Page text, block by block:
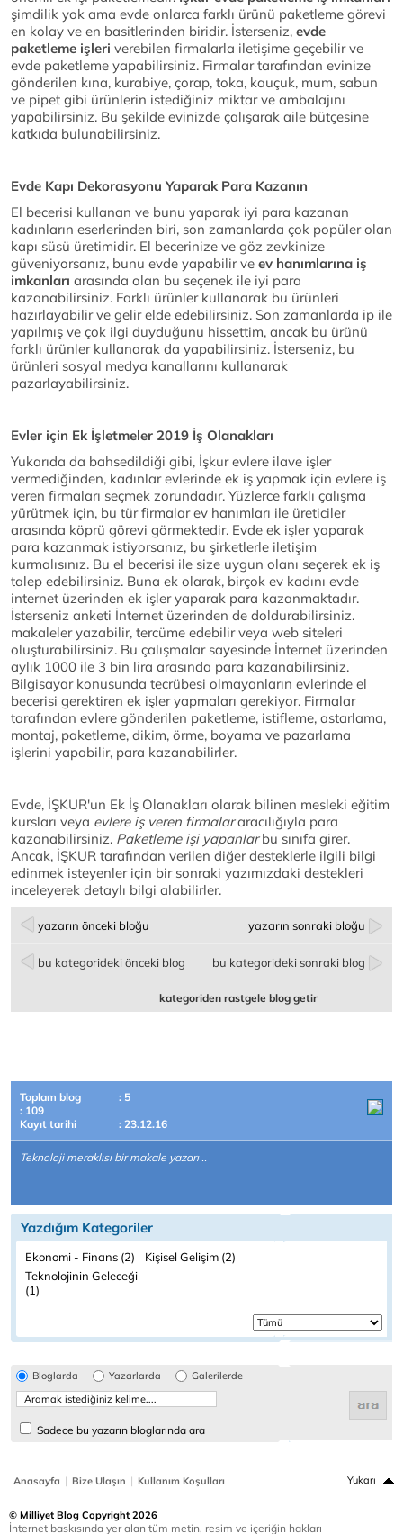
şimdilik yok ama evde onlarca farklı ürünü paketleme görevi
en kolay ve en basitlerinden biridir. İsterseniz, evde
paketleme işleri verebilen firmalarla iletişime geçebilir ve
evde paketleme yapabilirsiniz. Firmalar tarafından evinize
gönderilen kına, kurabiye, çorap, toka, kauçuk, mum, sabun
ve pipet gibi ürünlerin istediğiniz miktar ve ambalajını
yapabilirsiniz. Bu şekilde evinizde çalışarak aile bütçesine
katkıda bulunabilirsiniz.
Evde Kapı Dekorasyonu Yaparak Para Kazanın
El becerisi kullanan ve bunu yaparak iyi para kazanan
kadınların eserlerinden biri, son zamanlarda çok popüler olan
kapı süsü üretimidir. El becerinize ve göz zevkinize
güveniyorsanız, bunu evde yapabilir ve ev hanımlarına iş
imkanları arasında olan bu seçenek ile iyi para
kazanabilirsiniz. Farklı ürünler kullanarak bu ürünleri
hazırlayabilir ve gelir elde edebilirsiniz. Son zamanlarda ip ile
yapılmış ve çok ilgi duyduğunu hissettim, ancak bu ürünü
farklı ürünler kullanarak da yapabilirsiniz. İsterseniz, bu
ürünleri sosyal medya kanallarını kullanarak
pazarlayabilirsiniz.
Evler için Ek İşletmeler 2019 İş Olanakları
Yukarıda da bahsedildiği gibi, İşkur evlere ilave işler
vermediğinden, kadınlar evlerinde ek iş yapmak için evlere iş
veren firmaları seçmek zorundadır. Yüzlerce farklı çalışma
yürütmek için, bu tür firmalar ev hanımları ile üreticiler
arasında köprü görevi görmektedir. Evde ek işler yaparak
para kazanmak istiyorsanız, bu şirketlerle iletişim
kurmalısınız. Bu el becerisi ile size uygun olanı seçerek ek iş
talep edebilirsiniz. Buna ek olarak, birçok ev kadını evde
internet üzerinden ek işler yaparak para kazanmaktadır.
İsterseniz anketi İnternet üzerinden de doldurabilirsiniz.
makaleler yazabilir, tercüme edebilir veya web siteleri
oluşturabilirsiniz. Bu çalışmalar sayesinde İnternet üzerinden
aylık 1000 ile 3 bin lira arasında para kazanabilirsiniz.
Bilgisayar konusunda tecrübesi olmayanların evlerinde el
becerisi gerektiren ek işler yapmaları gerekiyor. Firmalar
tarafından evlere gönderilen paketleme, istifleme, astarlama,
montaj, paketleme, dikim, örme, boyama ve pazarlama
işlerini yapabilir, para kazanabilirler.
Evde, İŞKUR'un Ek İş Olanakları olarak bilinen mesleki eğitim
kursları veya evlere iş veren firmalararacılığıyla para
kazanabilirsiniz. Paketleme işi yapanlarbu sınıfa girer.
Ancak, İŞKUR tarafından verilen diğer desteklerle ilgili bilgi
edinmek isteyenler için bir sonraki yazımızdaki destekleri
inceleyerek detaylı bilgi alabilirler.
yazarın önceki bloğu yazarın sonraki bloğu
bu kategorideki önceki blog bu kategorideki sonraki blog
kategoriden rastgele blog getir
Toplam blog
: 5
: 109
Kayıt tarihi
: 23.12.16
Teknoloji meraklısı bir makale yazarı ..
Yazdığım Kategoriler
Ekonomi - Finans (2)
Kişisel Gelişim (2)
Teknolojinin Geleceği
(1)
Bloglarda Yazarlarda Galerilerde
Sadece bu yazarın bloglarında ara
Anasayfa | Bize Ulaşın | Kullanım Koşulları Yukarı
© Milliyet Blog Copyright 2026
İnternet baskısında yer alan tüm metin, resim ve içeriğin hakları